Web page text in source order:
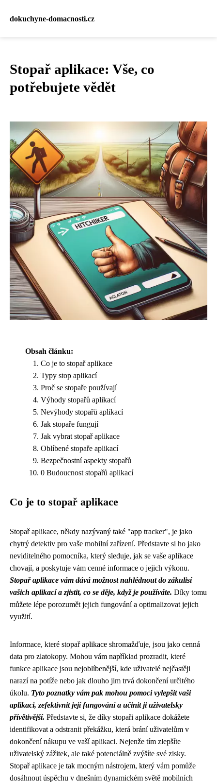
dokuchyne-domacnosti.cz
Stopař aplikace: Vše, co
potřebujete vědět
Obsah článku:
Co je to stopař aplikace
Typy stop aplikací
Proč se stopaře používají
Výhody stopařů aplikací
Nevýhody stopařů aplikací
Jak stopaře fungují
Jak vybrat stopař aplikace
Oblíbené stopaře aplikací
Bezpečnostní aspekty stopařů
0 Budoucnost stopařů aplikací
Co je to stopař aplikace
Stopař aplikace, někdy nazývaný také "app tracker", je jako
chytrý detektiv pro vaše mobilní zařízení. Představte si ho jako
neviditelného pomocníka, který sleduje, jak se vaše aplikace
chovají, a poskytuje vám cenné informace o jejich výkonu.
Stopař aplikace vám dává možnost nahlédnout do zákulisí
vašich aplikací a zjistit, co se děje, když je používáte. Díky tomu
můžete lépe porozumět jejich fungování a optimalizovat jejich
využití.
Informace, které stopař aplikace shromažďuje, jsou jako cenná
data pro zlatokopy. Mohou vám například prozradit, které
funkce aplikace jsou nejoblíbenější, kde uživatelé nejčastěji
narazí na potíže nebo jak dlouho jim trvá dokončení určitého
úkolu. Tyto poznatky vám pak mohou pomoci vylepšit vaši
aplikaci, zefektivnit její fungování a učinit ji uživatelsky
přívětivější. Představte si, že díky stopaři aplikace dokážete
identifikovat a odstranit překážku, která brání uživatelům v
dokončení nákupu ve vaší aplikaci. Nejenže tím zlepšíte
uživatelský zážitek, ale také potenciálně zvýšíte své zisky.
Stopař aplikace je tak mocným nástrojem, který vám pomůže
dosáhnout úspěchu v dnešním dynamickém světě mobilních